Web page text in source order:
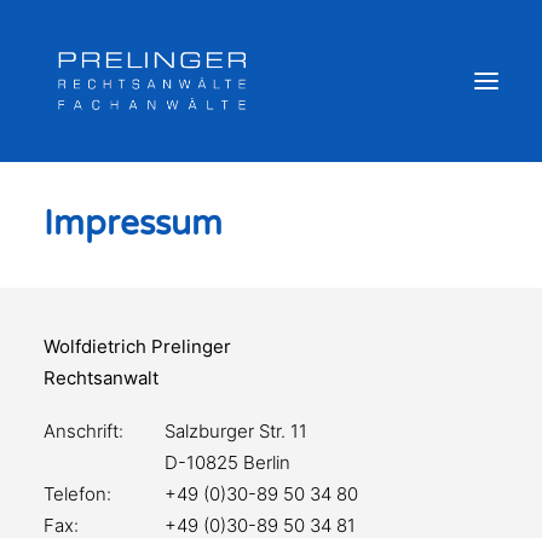
Login
Impressum
Wolfdietrich Prelinger
Rechtsanwalt
Anschrift:
Salzburger Str. 11
D-10825 Berlin
Telefon:
+49 (0)30-89 50 34 80
Fax:
+49 (0)30-89 50 34 81